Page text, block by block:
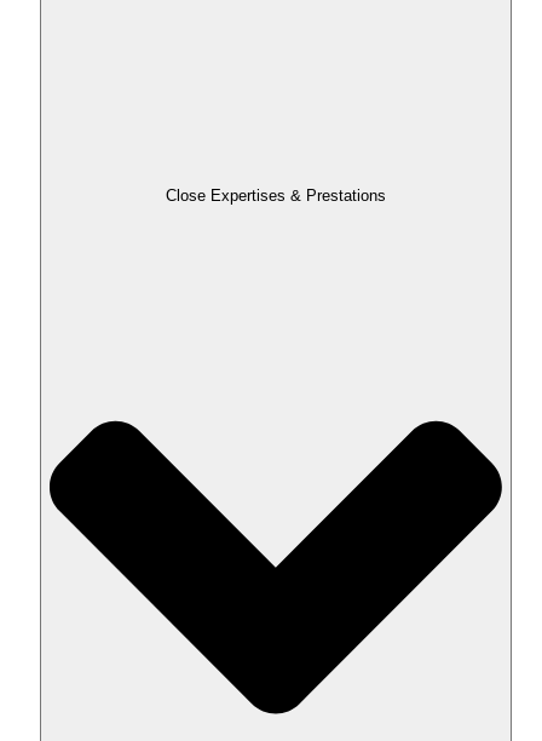
Close Expertises & Prestations